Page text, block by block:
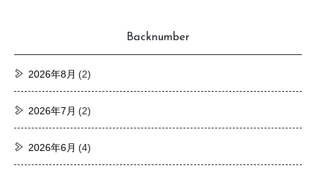
Backnumber
2026年8月 (2)
2026年7月 (2)
2026年6月 (4)